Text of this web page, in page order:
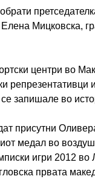
Мицковска,
центри во
репрезентативци
запишале во
присутни
медал во
игри 2012 во
првата